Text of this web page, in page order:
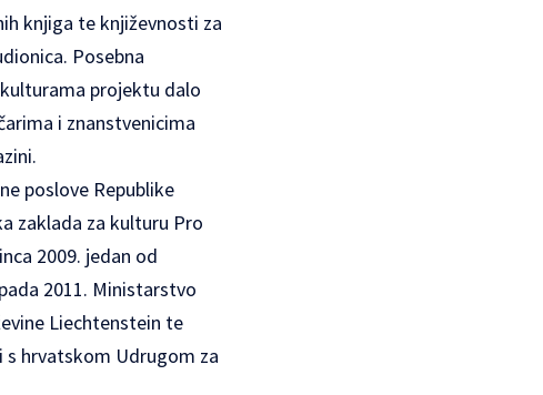
knjiga te književnosti za
Posebna
projektu dalo
i znanstvenicima
poslove Republike
zaklada za kulturu Pro
2009. jedan od
2011. Ministarstvo
Liechtenstein te
s hrvatskom Udrugom za